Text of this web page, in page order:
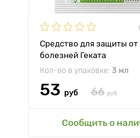
Средство для защиты от
болезней Геката
Кол-во в упаковке: 3 мл
53 руб 66 руб
Сообщить о